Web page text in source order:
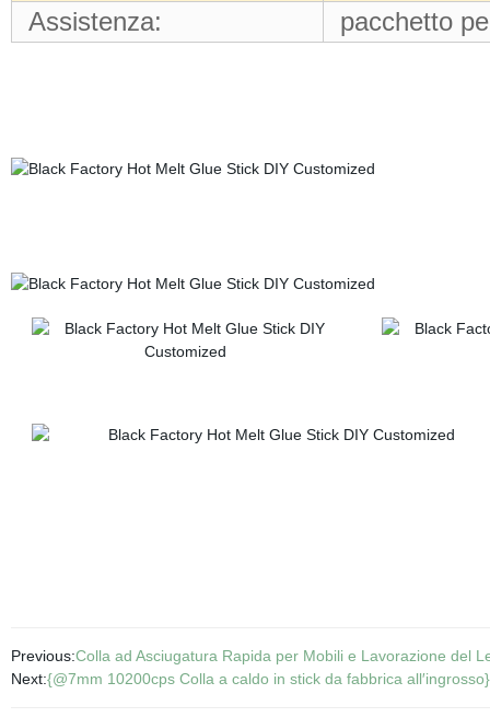
Assistenza:
pacchetto
Previous:Colla ad Asciugatura Rapida per Mobili e Lavorazione del
Next:{@7mm 10200cps Colla a caldo in stick da fabbrica all′ingrosso}